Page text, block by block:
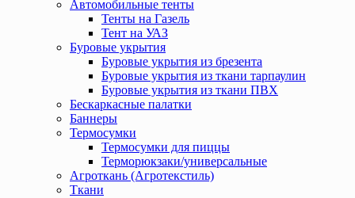
Автомобильные тенты
Тенты на Газель
Тент на УАЗ
Буровые укрытия
Буровые укрытия из брезента
Буровые укрытия из ткани тарпаулин
Буровые укрытия из ткани ПВХ
Бескаркасные палатки
Баннеры
Термосумки
Термосумки для пиццы
Терморюкзаки/универсальные
Агроткань (Агротекстиль)
Ткани